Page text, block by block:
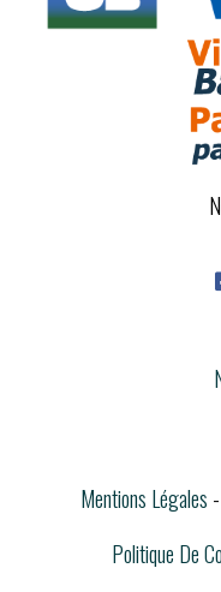
Mentions Légales
Politique De